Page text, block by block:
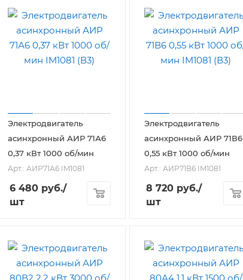
Электродвигатель
асинхронный АИР 71А6
0,37 кВт 1000 об/мин
Арт.: АИР71А6 IM1081
6 480 руб./
шт
Электродвигатель
асинхронный АИР 71В6
0,55 кВт 1000 об/мин
Арт.: АИР71В6 IM1081
8 720 руб./
шт